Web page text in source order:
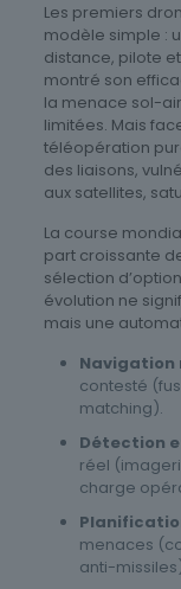
Les premiers
modèle simple :
distance, pilote
montré son
la menace sol-
limitées. Mais
téléopération
des liaisons,
aux satellites,
La course
part croissante
sélection
évolution ne
mais une
Navigation
contesté
matching).
Détection
réel
charge
menaces
anti-